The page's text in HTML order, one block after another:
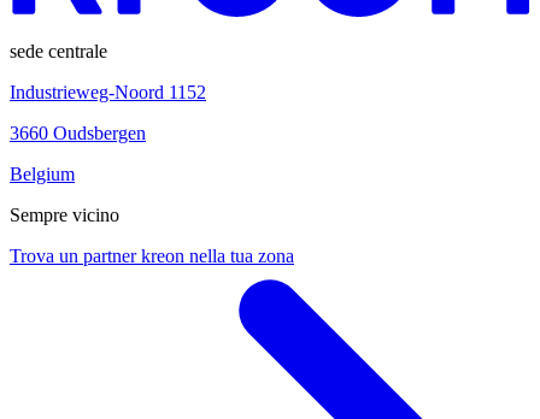
sede centrale
Industrieweg-Noord 1152
3660 Oudsbergen
Belgium
Sempre vicino
Trova un partner kreon nella tua zona